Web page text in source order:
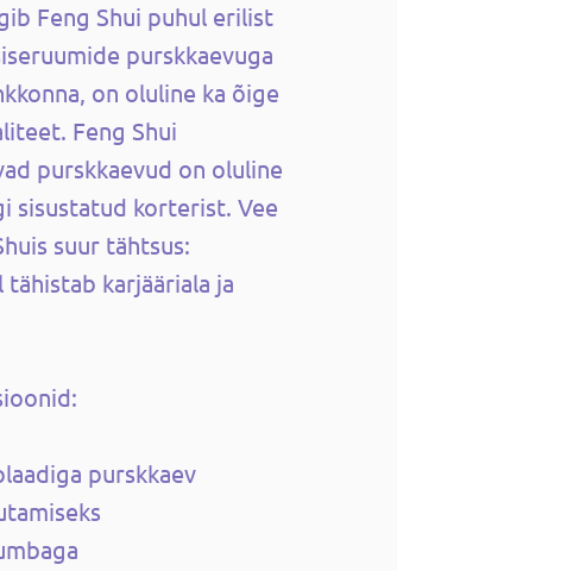
Feng Shui puhul erilist
purskkaevuga
on oluline ka õige
Feng Shui
purskkaevud on oluline
sisustatud korterist. Vee
suur tähtsus:
karjääriala ja
purskkaev